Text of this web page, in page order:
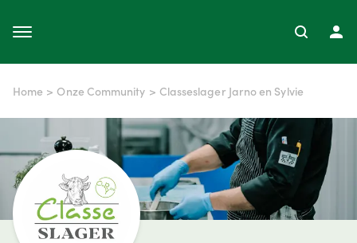
Home > Onze Community > Classeslager Jarno en Sylvie